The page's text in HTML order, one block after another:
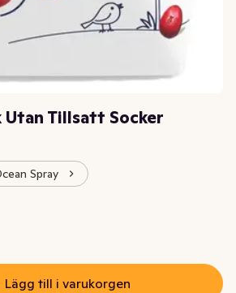
Utan Tillsatt Socker
Spray
kr
Lägg till i varukorgen